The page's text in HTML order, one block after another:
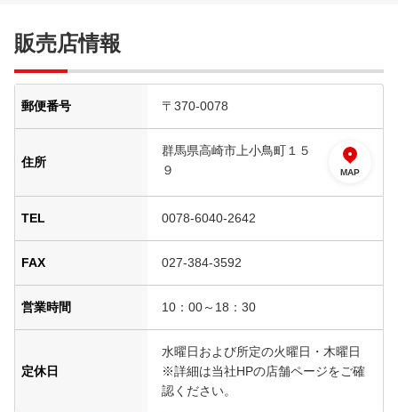
販売店情報
郵便番号 〒370-0078
住所
群馬県高崎市上小鳥町１５
９
MAP
TEL 0078-6040-2642
FAX 027-384-3592
営業時間 10：00～18：30
定休日
水曜日および所定の火曜日・木曜日
※詳細は当社HPの店舗ページをご確
認ください。